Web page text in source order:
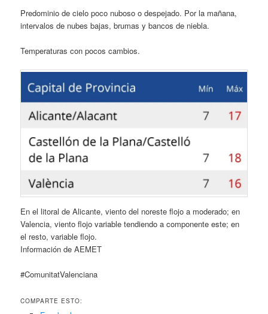
Predominio de cielo poco nuboso o despejado. Por la mañana,
intervalos de nubes bajas, brumas y bancos de niebla.
Temperaturas con pocos cambios.
En el litoral de Alicante, viento del noreste flojo a moderado; en
Valencia, viento flojo variable tendiendo a componente este; en
el resto, variable flojo.
Información de AEMET
#ComunitatValenciana
COMPARTE ESTO: